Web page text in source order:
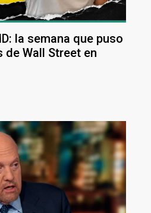
la semana que puso
de Wall Street en